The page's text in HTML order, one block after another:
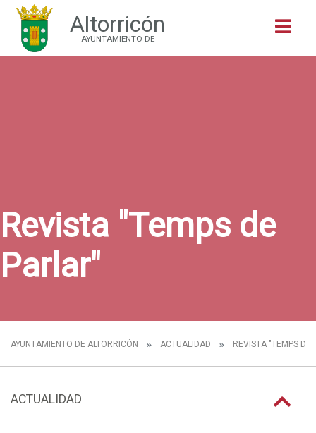
Altorricón
AYUNTAMIENTO DE
Revista "Temps de
Parlar"
AYUNTAMIENTO DE ALTORRICÓN ACTUALIDAD REVISTA "TEMPS DE
ACTUALIDAD